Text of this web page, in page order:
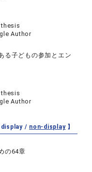
thesis
Author
る子どもの参加とエン
thesis
Author
display / non-display】
の64章